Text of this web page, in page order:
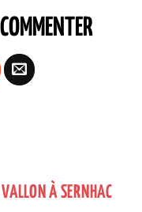
À SERNHAC